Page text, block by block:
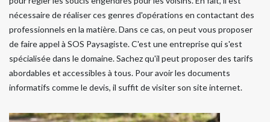
nécessaire de réaliser ces genres d'opérations en contactant des
professionnels en la matière. Dans ce cas, on peut vous proposer
de faire appel à SOS Paysagiste. C'est une entreprise qui s'est
spécialisée dans le domaine. Sachez qu'il peut proposer des tarifs
abordables et accessibles à tous. Pour avoir les documents
informatifs comme le devis, il suffit de visiter son site internet.